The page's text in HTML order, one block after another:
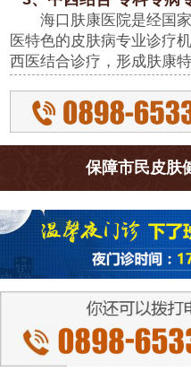
海口肤康医院是经国
医特色的皮肤病专业诊疗
西医结合诊疗，形成肤康
保障市民皮肤